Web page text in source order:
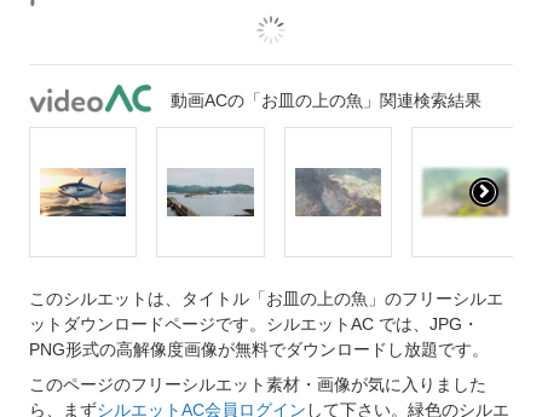
動画ACの「お皿の上の魚」関連検索結果
このシルエットは、タイトル「お皿の上の魚」のフリーシルエ
ットダウンロードページです。シルエットAC では、JPG・
PNG形式の高解像度画像が無料でダウンロードし放題です。
このページのフリーシルエット素材・画像が気に入りました
ら、まずシルエットAC会員ログイン して下さい。緑色のシルエ